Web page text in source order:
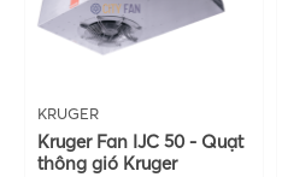
KRUGER
Kruger Fan IJC 50 - Quạt
thông gió Kruger